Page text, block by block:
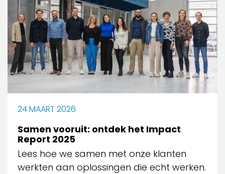
24 MAART 2026
Samen vooruit: ontdek het Impact
Report 2025
Lees hoe we samen met onze klanten
werkten aan oplossingen die echt werken.